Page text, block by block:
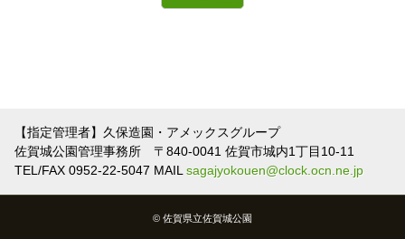
【指定管理者】久保造園・アメックスグループ
佐賀城公園管理事務所 〒840-0041 佐賀市城内1丁目10-11
TEL/FAX 0952-22-5047 MAIL sagajyokouen@clock.ocn.ne.jp
© 佐賀県立佐賀城公園